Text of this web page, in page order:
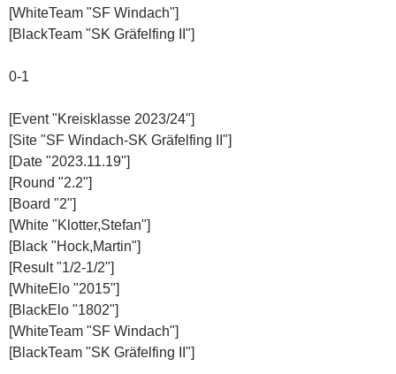
[WhiteTeam "SF Windach"]
[BlackTeam "SK Gräfelfing II"]
0-1
[Event "Kreisklasse 2023/24"]
[Site "SF Windach-SK Gräfelfing II"]
[Date "2023.11.19"]
[Round "2.2"]
[Board "2"]
[White "Klotter,Stefan"]
[Black "Hock,Martin"]
[Result "1/2-1/2"]
[WhiteElo "2015"]
[BlackElo "1802"]
[WhiteTeam "SF Windach"]
[BlackTeam "SK Gräfelfing II"]